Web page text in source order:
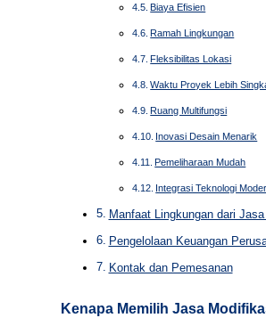
Biaya Efisien
Ramah Lingkungan
Fleksibilitas Lokasi
Waktu Proyek Lebih
Ruang Multifungsi
Inovasi Desain Menarik
Pemeliharaan Mudah
Integrasi Teknologi
Manfaat Lingkungan dari
Pengelolaan Keuangan
Kontak dan Pemesanan
Kenapa Memilih Jasa